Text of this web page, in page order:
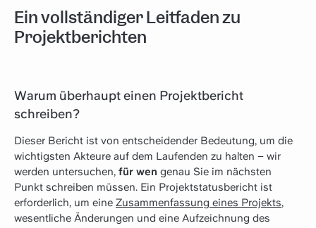
Ein vollständiger Leitfaden zu
Projektberichten
Warum überhaupt einen Projektbericht
schreiben?
Dieser Bericht ist von entscheidender Bedeutung, um die
wichtigsten Akteure auf dem Laufenden zu halten – wir
werden untersuchen, für wen genau Sie im nächsten
Punkt schreiben müssen. Ein Projektstatusbericht ist
erforderlich, um eine Zusammenfassung eines Projekts,
wesentliche Änderungen und eine Aufzeichnung des